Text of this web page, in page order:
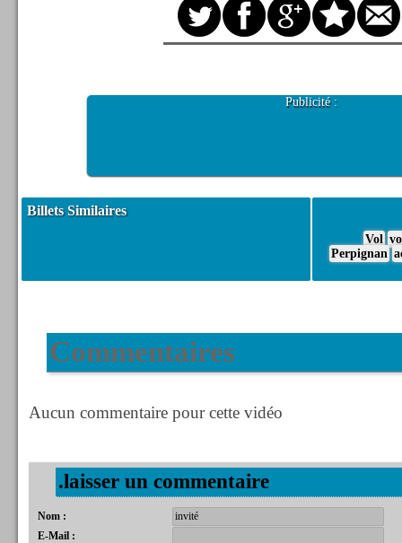
Publicité :
Billets Similaires
Vol
Perpignan
Commentaires
Aucun commentaire pour cette vidéo
.laisser un commentaire
Nom :
E-Mail :